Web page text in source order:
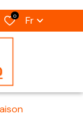
0 Fr